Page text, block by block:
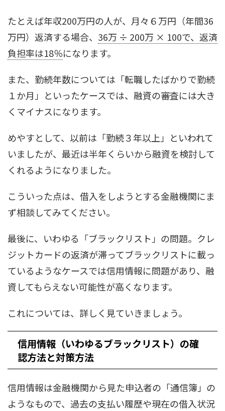
たとえば年収200万円の人が、月々６万円（年間36
万円）返済する場合、 36万 ÷ 200万 × 100で、返済
負担率は18％になります。
また、勤続年数については「転職したばかりで勤続
１か月」といったケースでは、融資の審査には大き
くマイナスになります。
めやすとして、以前は「勤続３年以上」といわれて
いましたが、最近は半年くらいから融資を検討して
くれるようになりました。
こういった点は、借入をしようとする金融機関にま
ず相談してみてください。
最後に、いわゆる「ブラックリスト」の問題。クレ
ジットカードの返済が滞ってブラックリストに載っ
ているようなケースでは信用情報に問題があり、融
資してもらえない可能性が高くなります。
これについては、詳しく見ていきましょう。
信用情報（いわゆるブラックリスト）の確
認方法と対策方法
信用情報は金融機関から見た申込者の「通信簿」の
ようなもので、過去の支払い履歴や現在の借入状況